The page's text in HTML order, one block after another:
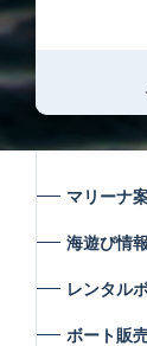
マリーナ
海遊び情報
レンタル
ボート販